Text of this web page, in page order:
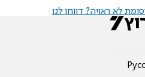
לא ראויה? דווחו לנו